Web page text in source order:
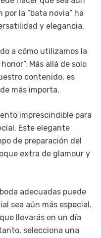
la “bata novia” ha
y elegancia.
a cómo utilizamos la
Más allá de solo
contenido, es
más importa.
imprescindible para
Este elegante
de preparación del
extra de glamour y
adecuadas puede
sea aún más especial.
llevarás en un día
selecciona una